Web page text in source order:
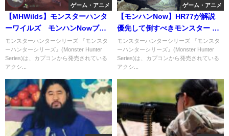
ゲーム・アニメ
【MHWilds】モンスターハンタ
ーワイルズ モンハンNowブロ
ス双剣5−5 どこまで倒せるか検
証
モンスターハンターシリーズ 『モンスタ
ーハンターシリーズ』(Monster Hunter
Series)は、カプコンから発売されている
アクシ...
ゲーム・アニメ
【モンハンNow】HR77が解説
優先して倒すべきモンスター ラ
ンキングがウケるｗ
モンスターハンターシリーズ 『モンスタ
ーハンターシリーズ』(Monster Hunter
Series)は、カプコンから発売されている
アクシ...